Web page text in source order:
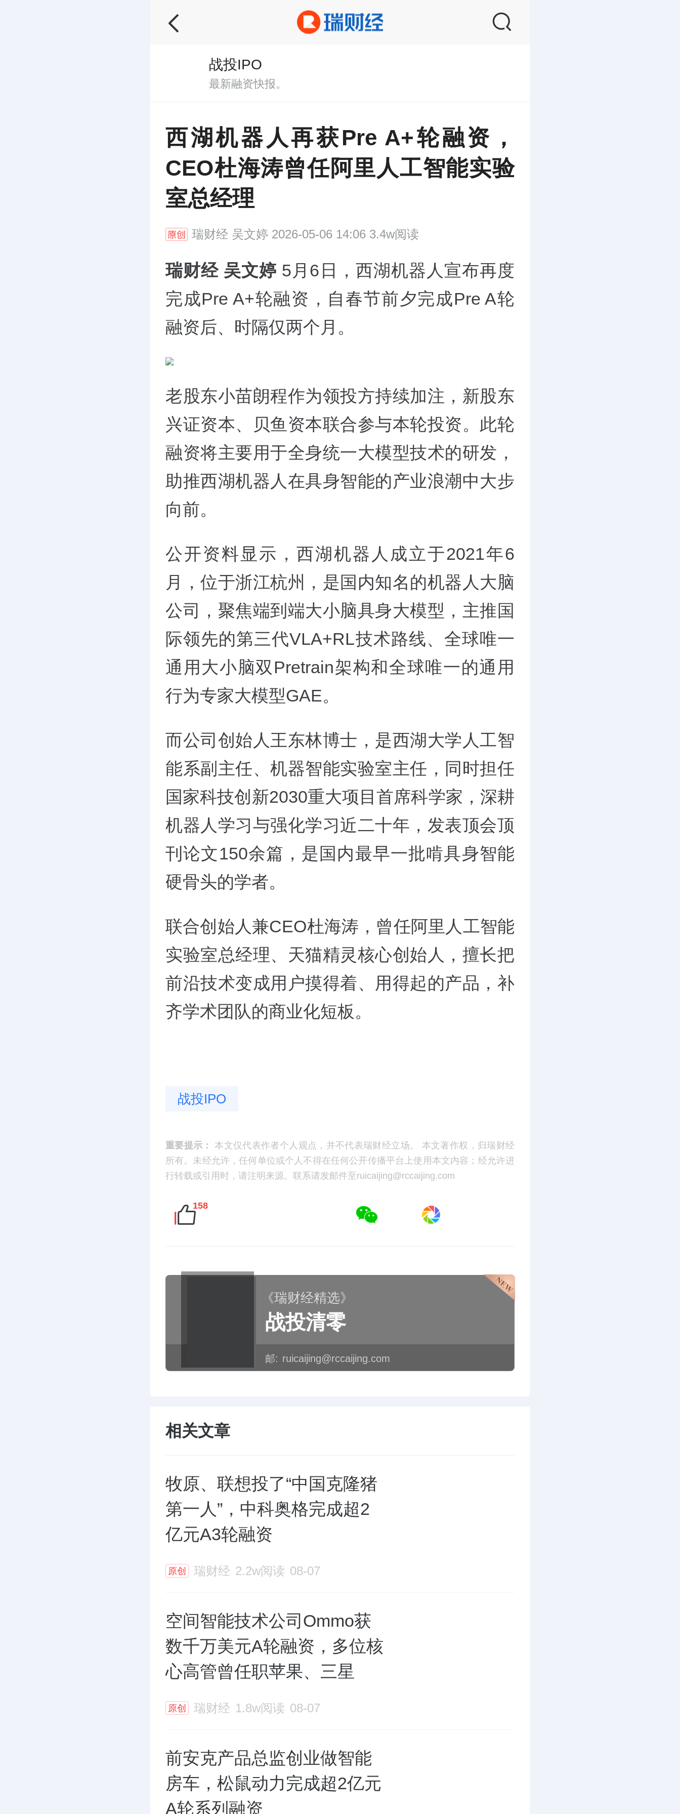
战投IPO
最新融资快报。
西湖机器人再获Pre A+轮融资，
CEO杜海涛曾任阿里人工智能实验
室总经理
瑞财经 吴文婷 2026-05-06 14:06 3.4w阅读
瑞财经 吴文婷 5月6日，西湖机器人宣布再度
完成Pre A+轮融资，自春节前夕完成Pre A轮
融资后、时隔仅两个月。
老股东小苗朗程作为领投方持续加注，新股东
兴证资本、贝鱼资本联合参与本轮投资。此轮
融资将主要用于全身统一大模型技术的研发，
助推西湖机器人在具身智能的产业浪潮中大步
向前。
公开资料显示，西湖机器人成立于2021年6
月，位于浙江杭州，是国内知名的机器人大脑
公司，聚焦端到端大小脑具身大模型，主推国
际领先的第三代VLA+RL技术路线、全球唯一
通用大小脑双Pretrain架构和全球唯一的通用
行为专家大模型GAE。
而公司创始人王东林博士，是西湖大学人工智
能系副主任、机器智能实验室主任，同时担任
国家科技创新2030重大项目首席科学家，深耕
机器人学习与强化学习近二十年，发表顶会顶
刊论文150余篇，是国内最早一批啃具身智能
硬骨头的学者。
联合创始人兼CEO杜海涛，曾任阿里人工智能
实验室总经理、天猫精灵核心创始人，擅长把
前沿技术变成用户摸得着、用得起的产品，补
齐学术团队的商业化短板。
战投IPO
重要提示：
本文仅代表作者个人观点，并不代表瑞财经立场。 本文著作权，归瑞财经
所有。未经允许，任何单位或个人不得在任何公开传播平台上使用本文内容；经允许进
行转载或引用时，请注明来源。联系请发邮件至ruicaijing@rccaijing.com
158
《瑞财经精选》
战投清零
邮: ruicaijing@rccaijing.com
相关文章
牧原、联想投了“中国克隆猪
第一人”，中科奥格完成超2
亿元A3轮融资
原创 瑞财经 2.2w阅读 08-07
空间智能技术公司Ommo获
数千万美元A轮融资，多位核
心高管曾任职苹果、三星
原创 瑞财经 1.8w阅读 08-07
前安克产品总监创业做智能
房车，松鼠动力完成超2亿元
A轮系列融资